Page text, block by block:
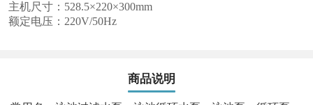
主机尺寸：528.5×220×300mm
额定电压：220V/50Hz
商品说明